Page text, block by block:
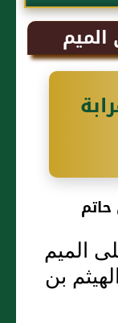
الميم
حاتم
الميم
بن